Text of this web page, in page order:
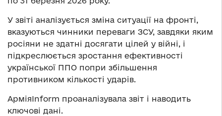
У звіті аналізується зміна ситуації на фронті,
вказуються чинники переваги ЗСУ, завдяки яким
росіяни не здатні досягати цілей у війні, і
підкреслюється зростання ефективності
української ППО попри збільшення
противником кількості ударів.
АрміяInform проаналізувала звіт і наводить
ключові дані.